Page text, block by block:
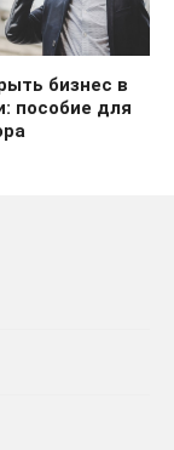
бизнес в
пособие для